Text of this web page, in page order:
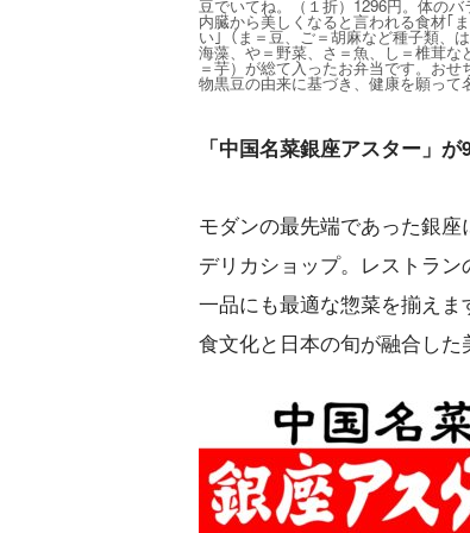
豆でいてね。（１折）1296円。体のバ
内臓から美しくなると言われる食材｢
い｣（ま＝豆、ご＝胡麻など種子類、
海藻、や＝野菜、さ＝魚、し＝椎茸な
＝芋）が総て入ったお弁当です。おせ
物黒豆の由来に基づき、健康を願って
「中国名菜銀座アスター」
モダンの最先端であった銀
デリカショップ。レストラ
一品にも最適な惣菜を揃え
食文化と日本の旬が融合した